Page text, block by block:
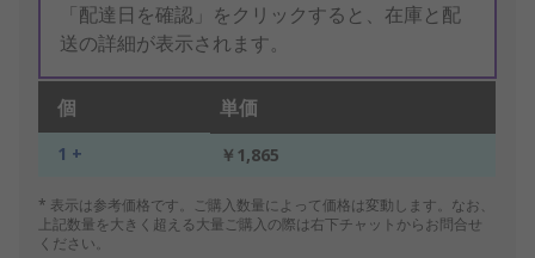
「配達日を確認」をクリックすると、在庫と配
送の詳細が表示されます。
個 単価
1 + ￥1,865
* 表示は参考価格です。ご購入数量によって価格は変動します。なお、
上記数量を大きく超える大量ご購入の際は右下チャットからお問合せ
ください。